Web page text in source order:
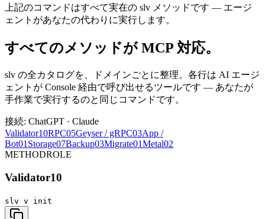
上記のコマンドはすべて実在の slv メソッドです — エージ
ェントがあなたの代わりに実行します。
すべてのメソッドが MCP 対応。
slv の全カタログを、ドメインごとに整理。各行は AI エージ
ェントが Console 経由で呼び出せるツールです — あなたが
手作業で実行するのと同じコマンドです。
接続: ChatGPT · Claude
Validator10RPC05Geyser / gRPC03App /
Bot01 Storage07Backup03Migrate01Metal02
METHODROLE
Validator10
slv v init